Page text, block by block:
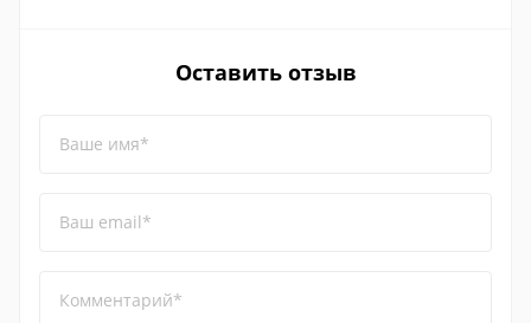
Оставить отзыв
Ваше имя*
Ваш email*
Комментарий*